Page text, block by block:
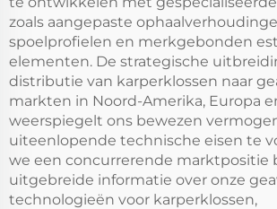
zoals aangepaste
spoelprofielen en merkgebonden
elementen. De strategische
distributie van karperklossen naar
markten in Noord-Amerika, Europa
weerspiegelt ons bewezen
uiteenlopende technische eisen te
we een concurrerende marktpositie
uitgebreide informatie over onze
technologieën voor karperklossen,